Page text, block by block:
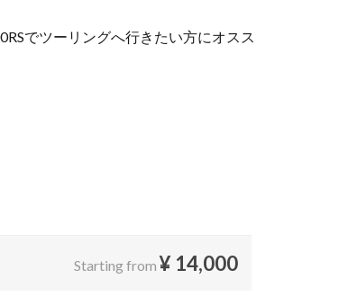
でツーリングへ行きたい方にオスス
Starting from ¥ 14,000